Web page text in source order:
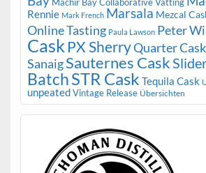
Rennie Mark French Marsala Mezcal
Online Tasting Paula Lawson Peter
Cask PX SherryQuarter Cask
SanaigSauternes Cask
BatchSTR Cask Tequila Cask
unpeatedVintage Release Übersichten